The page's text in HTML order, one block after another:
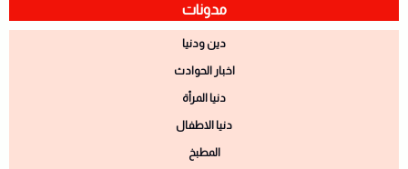
مدونات
دين ودنيا
اخبار الحوادث
دنيا المرأة
دنيا الاطفال
المطبخ